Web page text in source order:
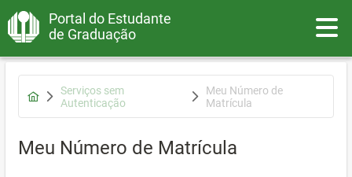
Portal do Estudante
de Graduação
Serviços sem
Autenticação
Meu Número de
Matrícula
Meu Número de Matrícula